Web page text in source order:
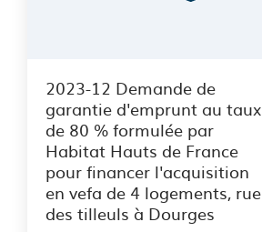
2023-12 Demande de
garantie d'emprunt au taux
de 80 % formulée par
Habitat Hauts de France
pour financer l'acquisition
en vefa de 4 logements, rue
des tilleuls à Dourges